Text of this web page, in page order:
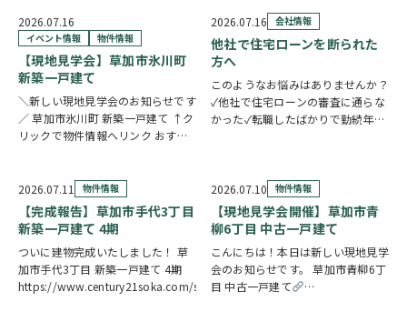
をご用意しておりますので、ご家族
皆さまでぜひお立ち寄りください。
【販売メニュー…
キッ…
2026.07.16
イベント情報 物件情報
【現地見学会】草加市氷川町
新築一戸建て
＼新しい現地見学会のお知らせです
／ 草加市氷川町 新築一戸建て ↑ク
リックで物件情報へリンク おすす
の広々LDKは水廻り集中設計につ
き、毎日の家事を効率的にこなせま
す。7.5…
2026.07.16 会社情報
他社で住宅ローンを断られた
方へ
このようなお悩みはありませんか？
✓他社で住宅ローンの審査に通らな
かった✓転職したばかりで勤続年数
遅れがあり心配している ひとつで
も当てはまる方…
2026.07.11 物件情報
【完成報告】草加市手代3丁目
新築一戸建て 4期
ついに建物完成いたしました！ 草
加市手代3丁目 新築一戸建て 4期
https://www.century21soka.com/st/
2026.07.10 物件情報
【現地見学会開催】草加市青
柳6丁目 中古一戸建て
こんにちは！本日は新しい現地見学
会のお知らせです。 草加市青柳6丁
目 中古一戸建て